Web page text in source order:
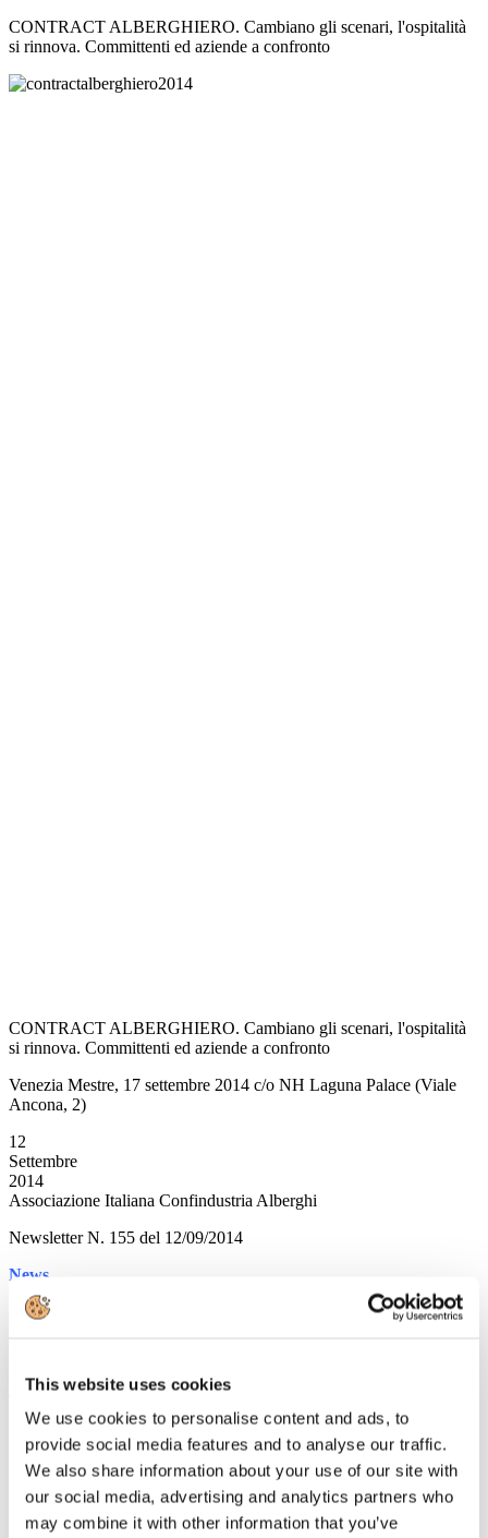
This website uses cookies
We use cookies to personalise content and ads, to
provide social media features and to analyse our traffic.
We also share information about your use of our site with
our social media, advertising and analytics partners who
may combine it with other information that you’ve
CONTRACT ALBERGHIERO. Cambiano gli scenari, l'ospitalità
si rinnova. Committenti ed aziende a confronto
CONTRACT ALBERGHIERO. Cambiano gli scenari, l'ospitalità
si rinnova. Committenti ed aziende a confronto
Venezia Mestre, 17 settembre 2014 c/o NH Laguna Palace (Viale
Ancona, 2)
12
Settembre
2014
Associazione Italiana Confindustria Alberghi
Newsletter N. 155 del 12/09/2014
News
Ammortizzatori sociali in deroga
Leggi tutto...
Settembre
2014
Associazione Italiana Confindustria Alberghi
Newsletter N. 154 del 11/09/2014